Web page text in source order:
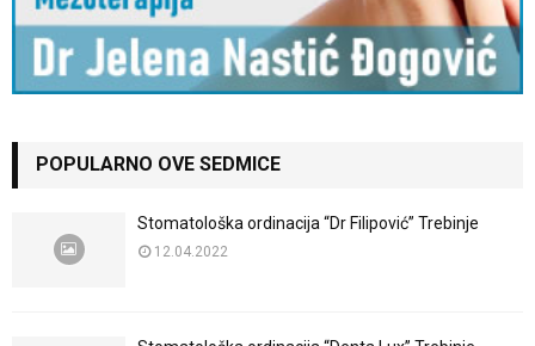
POPULARNO OVE SEDMICE
Stomatološka ordinacija “Dr Filipović” Trebinje
12.04.2022